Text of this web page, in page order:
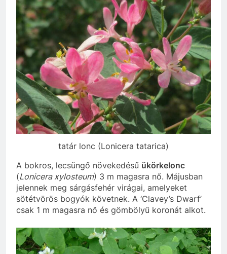
tatár lonc (Lonicera tatarica)
A bokros, lecsüngő növekedésű ükörkelonc
(Lonicera xylosteum) 3 m magasra nő. Májusban
jelennek meg sárgásfehér virágai, amelyeket
sötétvörös bogyók követnek. A ‘Clavey’s Dwarf’
csak 1 m magasra nő és gömbölyű koronát alkot.